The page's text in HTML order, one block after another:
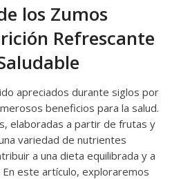
los Zumos
Refrescante
apreciados durante siglos por
beneficios para la salud.
elaboradas a partir de frutas y
variedad de nutrientes
a una dieta equilibrada y a
este artículo, exploraremos